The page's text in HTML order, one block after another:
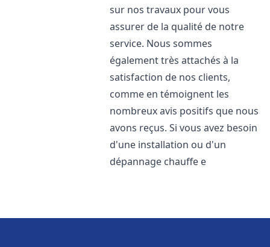
sur nos travaux pour vous
assurer de la qualité de notre
service. Nous sommes
également très attachés à la
satisfaction de nos clients,
comme en témoignent les
nombreux avis positifs que nous
avons reçus. Si vous avez besoin
d'une installation ou d'un
dépannage chauffe e